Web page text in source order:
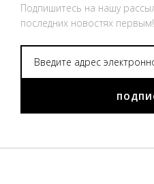
Подпишитесь на нашу
последних новостях первым!